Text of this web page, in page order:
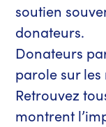
soutien
donateurs.
Donateurs
parole sur
Retrouvez
montrent